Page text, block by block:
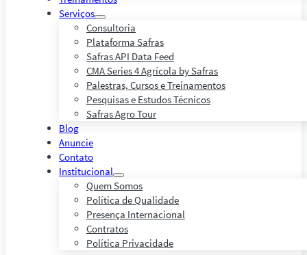
Serviços
Consultoria
Plataforma Safras
Safras API Data Feed
CMA Series 4 Agrícola by Safras
Palestras, Cursos e Treinamentos
Pesquisas e Estudos Técnicos
Safras Agro Tour
Blog
Anuncie
Contato
Institucional
Quem Somos
Política de Qualidade
Presença Internacional
Contratos
Política Privacidade